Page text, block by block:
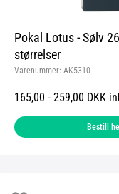
Pokal Lotus - Sølv
størrelser
Varenummer: AK5310
165,00 - 259,00 DKK
Bestill